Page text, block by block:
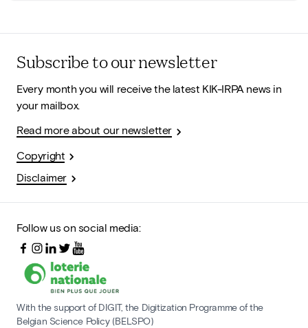
Subscribe to our newsletter
Every month you will receive the latest KIK-IRPA news in
your mailbox.
Read more about our newsletter
Copyright
Disclaimer
Follow us on social media:
With the support of DIGIT, the Digitization Programme of the
Belgian Science Policy (BELSPO)